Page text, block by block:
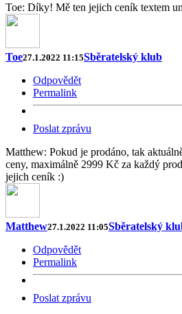
Toe: Díky! Mě ten jejich ceník textem
Toe27.1.2022 11:15Sběratelský klub
Odpovědět
Permalink
Poslat zprávu
Matthew: Pokud je prodáno, tak
ceny, maximálně 2999 Kč za každý
jejich ceník :)
Matthew27.1.2022 11:05Sběratelský
Odpovědět
Permalink
Poslat zprávu